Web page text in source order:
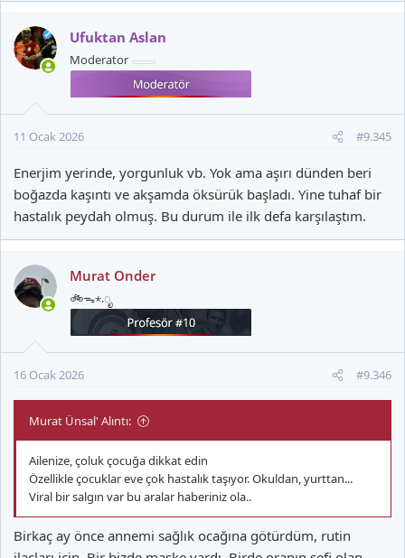
Ufuktan Aslan
Moderator
11 Ocak 2026 #9.345
Enerjim yerinde, yorgunluk vb. Yok ama aşırı dünden beri
boğazda kaşıntı ve akşamda öksürük başladı. Yine tuhaf bir
hastalık peydah olmuş. Bu durum ile ilk defa karşılaştım.
Murat Onder
🚲ᯓ⋆.ೃ
16 Ocak 2026 #9.346
Murat Ünsal' Alıntı:
Ailenize, çoluk çocuğa dikkat edin
Özellikle çocuklar eve çok hastalık taşıyor. Okuldan, yurttan...
Viral bir salgın var bu aralar haberiniz ola..
Birkaç ay önce annemi sağlık ocağına götürdüm, rutin